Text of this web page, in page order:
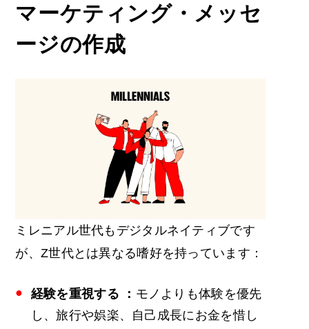
マーケティング・メッセ
ージの作成
ミレニアル世代もデジタルネイティブです
が、Z世代とは異なる嗜好を持っています：
経験を重視する ： モノよりも体験を優先
し、旅行や娯楽、自己成長にお金を惜し